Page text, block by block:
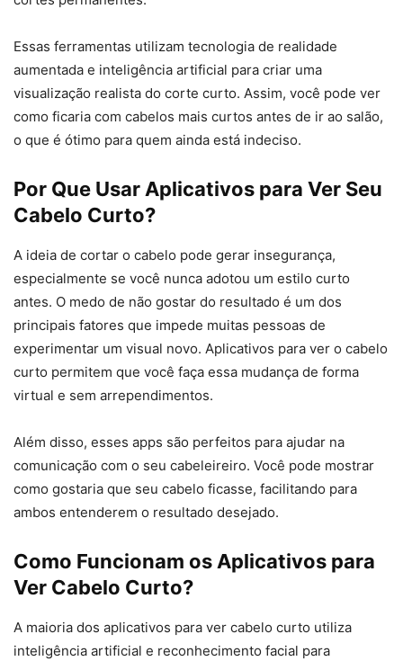
Essas ferramentas utilizam tecnologia de realidade
aumentada e inteligência artificial para criar uma
visualização realista do corte curto. Assim, você pode ver
como ficaria com cabelos mais curtos antes de ir ao salão,
o que é ótimo para quem ainda está indeciso.
Por Que Usar Aplicativos para Ver Seu
Cabelo Curto?
A ideia de cortar o cabelo pode gerar insegurança,
especialmente se você nunca adotou um estilo curto
antes. O medo de não gostar do resultado é um dos
principais fatores que impede muitas pessoas de
experimentar um visual novo. Aplicativos para ver o cabelo
curto permitem que você faça essa mudança de forma
virtual e sem arrependimentos.
Além disso, esses apps são perfeitos para ajudar na
comunicação com o seu cabeleireiro. Você pode mostrar
como gostaria que seu cabelo ficasse, facilitando para
ambos entenderem o resultado desejado.
Como Funcionam os Aplicativos para
Ver Cabelo Curto?
A maioria dos aplicativos para ver cabelo curto utiliza
inteligência artificial e reconhecimento facial para